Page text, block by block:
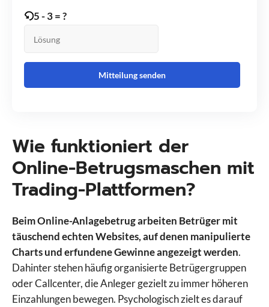
5 - 3 = ?
Wie funktioniert der
Online-Betrugsmaschen mit
Trading-Plattformen?
Beim Online-Anlagebetrug arbeiten Betrüger mit
täuschend echten Websites, auf denen manipulierte
Charts und erfundene Gewinne angezeigt werden.
Dahinter stehen häufig organisierte Betrügergruppen
oder Callcenter, die Anleger gezielt zu immer höheren
Einzahlungen bewegen. Psychologisch zielt es darauf